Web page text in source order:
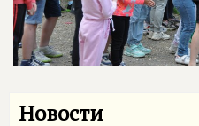
Новости